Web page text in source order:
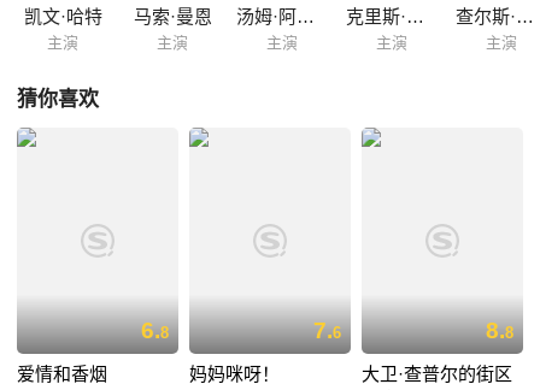
凯文·哈特
主演
马索·曼恩
主演
汤姆·阿诺德
主演
克里斯·罗宾逊
主演
查尔斯·沃克
主演
猜你喜欢
6.8
爱情和香烟
7.6
妈妈咪呀！
8.8
大卫·查普尔的街区